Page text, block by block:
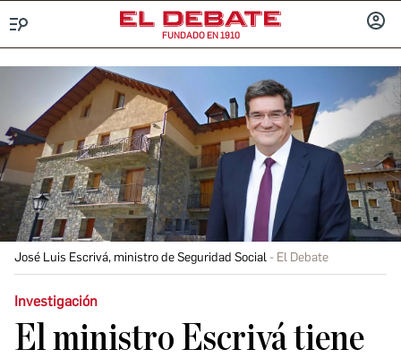
FUNDADO EN 1910
José Luis Escrivá, ministro de Seguridad Social El Debate
Investigación
El ministro Escrivá tiene